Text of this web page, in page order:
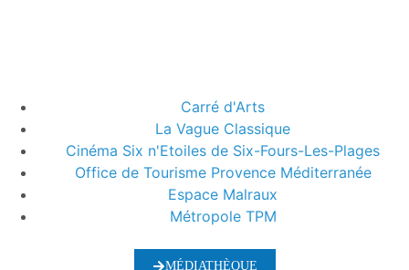
Carré d'Arts
La Vague Classique
Cinéma Six n'Etoiles de Six-Fours-Les-Plages
Office de Tourisme Provence Méditerranée
Espace Malraux
Métropole TPM
MÉDIATHÈQUE